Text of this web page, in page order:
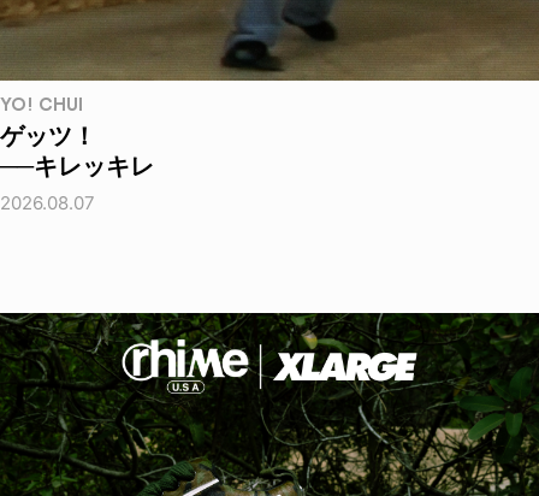
YO! CHUI
ゲッツ！
──キレッキレ
2026.08.07